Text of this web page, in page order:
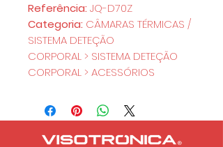
Referência: JQ-D70Z
Categoria: CÂMARAS TÉRMICAS /
SISTEMA DETEÇÃO
CORPORAL > SISTEMA DETEÇÃO
CORPORAL > ACESSÓRIOS